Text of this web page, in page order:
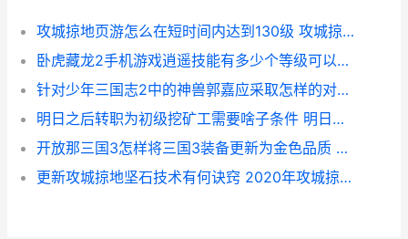
攻城掠地页游怎么在短时间内达到130级 攻城掠地网页
卧虎藏龙2手机游戏逍遥技能有多少个等级可以达到 卧虎藏龙2官网
针对少年三国志2中的神兽郭嘉应采取怎样的对策 少年三国志最新玩法
明日之后转职为初级挖矿工需要啥子条件 明日之后转职视频
开放那三国3怎样将三国3装备更新为金色品质 放开那三国3国家
更新攻城掠地坚石技术有何诀窍 2020年攻城掠地新手升级攻略